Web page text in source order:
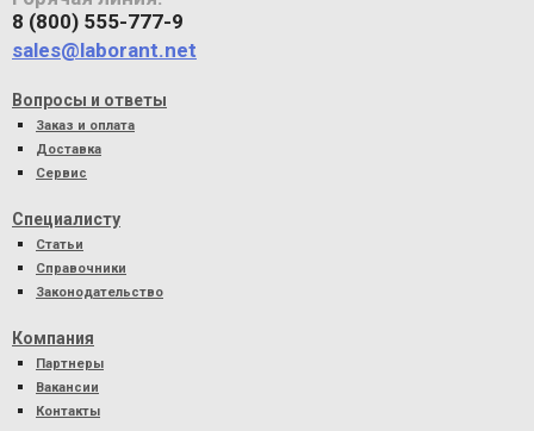
8 (800) 555-777-9
sales@laborant.net
Вопросы и ответы
Заказ и оплата
Доставка
Сервис
Специалисту
Статьи
Справочники
Законодательство
Компания
Партнеры
Вакансии
Контакты